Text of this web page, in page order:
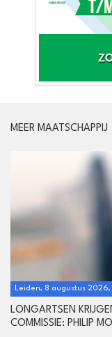
MEER MAATSCHAPPIJ
Leiden, 8 augustus 2026,
LONGARTSEN
COMMISSIE: PHILIP